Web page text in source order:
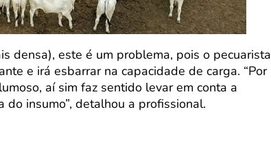
densa), este é um problema, pois o pecuarista
e irá esbarrar na capacidade de carga. “Por
aí sim faz sentido levar em conta a
insumo”, detalhou a profissional.